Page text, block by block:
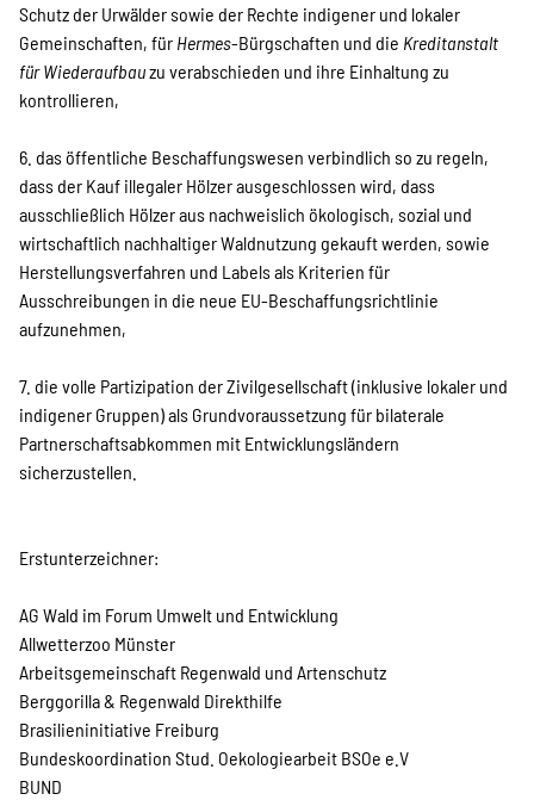
Schutz der Urwälder sowie der Rechte indigener und lokaler
Gemeinschaften, für Hermes-Bürgschaften und die Kreditanstalt
für Wiederaufbauzu verabschieden und ihre Einhaltung zu
kontrollieren,
6. das öffentliche Beschaffungswesen verbindlich so zu regeln,
dass der Kauf illegaler Hölzer ausgeschlossen wird, dass
ausschließlich Hölzer aus nachweislich ökologisch, sozial und
wirtschaftlich nachhaltiger Waldnutzung gekauft werden, sowie
Herstellungsverfahren und Labels als Kriterien für
Ausschreibungen in die neue EU-Beschaffungsrichtlinie
aufzunehmen,
7. die volle Partizipation der Zivilgesellschaft (inklusive lokaler und
indigener Gruppen) als Grundvoraussetzung für bilaterale
Partnerschaftsabkommen mit Entwicklungsländern
sicherzustellen.
Erstunterzeichner:
AG Wald im Forum Umwelt und Entwicklung
Allwetterzoo Münster
Arbeitsgemeinschaft Regenwald und Artenschutz
Berggorilla & Regenwald Direkthilfe
Brasilieninitiative Freiburg
Bundeskoordination Stud. Oekologiearbeit BSOe e.V
BUND